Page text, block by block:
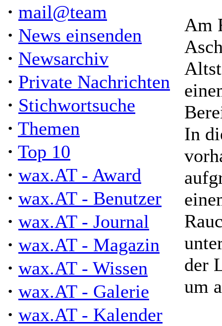
· mail@team
· News einsenden
· Newsarchiv
· Private Nachrichten
· Stichwortsuche
· Themen
· Top 10
· wax.AT - Award
· wax.AT - Benutzer
· wax.AT - Journal
· wax.AT - Magazin
· wax.AT - Wissen
· wax.AT - Galerie
· wax.AT - Kalender
Am
In
der
um